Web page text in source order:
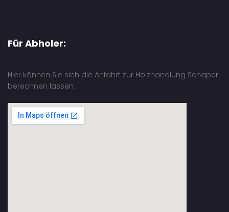
Für Abholer:
Hier können Sie sich die Anfahrt zur Holzhandlung Schaper
berechnen lassen: